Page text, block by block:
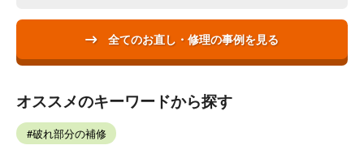
全てのお直し・修理の事例を見る
オススメのキーワードから探す
破れ部分の補修